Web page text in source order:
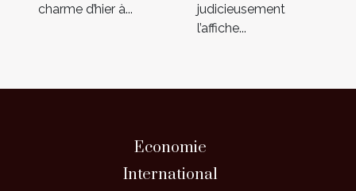
charme d’hier à...
judicieusement
l’affiche...
Economie
International